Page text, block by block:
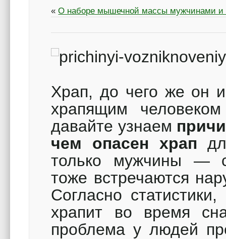
«О наборе мышечной массы мужчинами и
Храп, до чего же он
храпящим
давайте узнаем
чем опасен храп
только мужчины —
тоже встречаются
Согласно
храпит во время
проблема у людей